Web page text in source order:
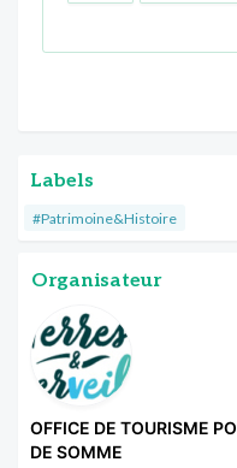
Labels
#Patrimoine&Histoire
Organisateur
OFFICE DE TOURISME
DE SOMME